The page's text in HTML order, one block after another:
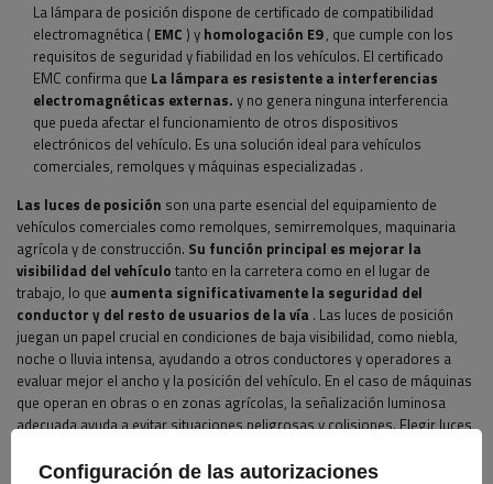
La lámpara de posición dispone de certificado de compatibilidad
electromagnética ( EMC ) y homologación E9, que cumple con los
requisitos de seguridad y fiabilidad en los vehículos. El certificado
EMC confirma que La lámpara es resistente a interferencias
electromagnéticas externas. y no genera ninguna interferencia
que pueda afectar el funcionamiento de otros dispositivos
electrónicos del vehículo. Es una solución ideal para vehículos
comerciales, remolques y máquinas especializadas .
Las luces de posición son una parte esencial del equipamiento de
vehículos comerciales como remolques, semirremolques, maquinaria
agrícola y de construcción. Su función principal es mejorar la
visibilidad del vehículo tanto en la carretera como en el lugar de
trabajo, lo que aumenta significativamente la seguridad del
conductor y del resto de usuarios de la vía . Las luces de posición
juegan un papel crucial en condiciones de baja visibilidad, como niebla,
noche o lluvia intensa, ayudando a otros conductores y operadores a
evaluar mejor el ancho y la posición del vehículo. En el caso de máquinas
que operan en obras o en zonas agrícolas, la señalización luminosa
adecuada ayuda a evitar situaciones peligrosas y colisiones. Elegir luces
normativa, sino también una inversión en la durabilidad y confiabilidad del
Configuración de las autorizaciones